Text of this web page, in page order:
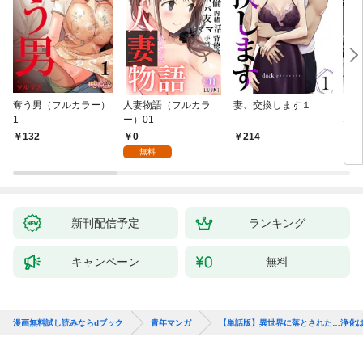
奪う男（フルカラー）
1
132
人妻物語（フルカラ
ー）01
0
無料
妻、交換します１
214
な
新刊配信予定 ランキング
キャンペーン 無料
漫画無料試し読みならdブック 青年マンガ 【単話版】異世界に落とされた…浄化